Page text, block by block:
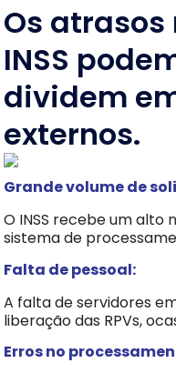
Os atrasos
INSS
dividem
externos.
Grande volume de
O INSS recebe um alto
sistema de
Falta de pessoal:
A falta de servidores
liberação das RPVs,
Erros no